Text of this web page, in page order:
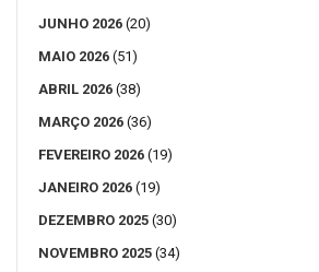
JUNHO 2026 (20)
MAIO 2026 (51)
ABRIL 2026 (38)
MARÇO 2026 (36)
FEVEREIRO 2026 (19)
JANEIRO 2026 (19)
DEZEMBRO 2025 (30)
NOVEMBRO 2025 (34)